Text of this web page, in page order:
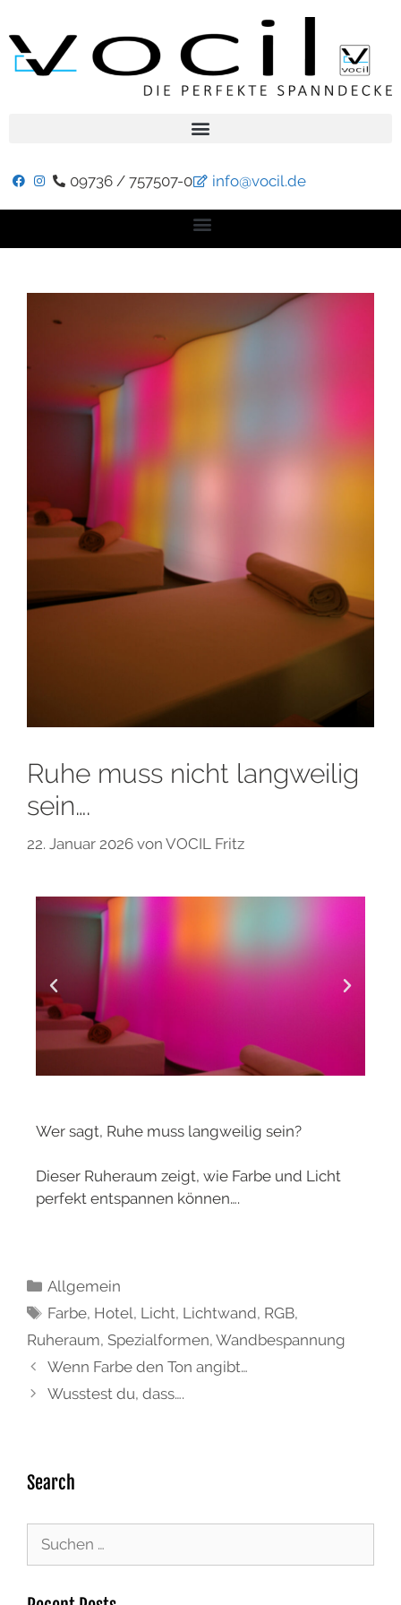
09736 / 757507-0 info@vocil.de
Ruhe muss nicht langweilig
sein….
22. Januar 2026 von VOCIL Fritz
Wer sagt, Ruhe muss langweilig sein?
Dieser Ruheraum zeigt, wie Farbe und Licht
perfekt entspannen können….
Allgemein
Farbe, Hotel, Licht, Lichtwand, RGB,
Ruheraum, Spezialformen, Wandbespannung
Wenn Farbe den Ton angibt…
Wusstest du, dass….
Search